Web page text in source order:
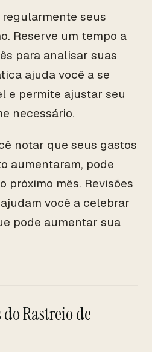
seus
Reserve um tempo a
para analisar suas
ajuda você a se
e permite ajustar seu
necessário.
notar que seus gastos
aumentaram, pode
próximo mês. Revisões
você a celebrar
pode aumentar sua
do Rastreio de